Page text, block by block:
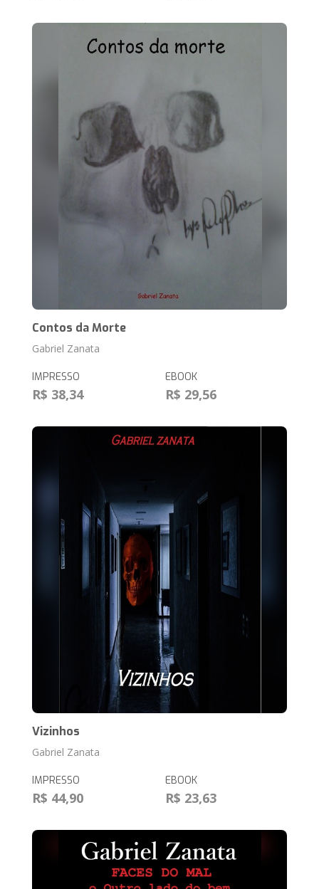
Contos da Morte
Gabriel Zanata
IMPRESSO
R$ 38,34
EBOOK
R$ 29,56
Vizinhos
Gabriel Zanata
IMPRESSO
R$ 44,90
EBOOK
R$ 23,63